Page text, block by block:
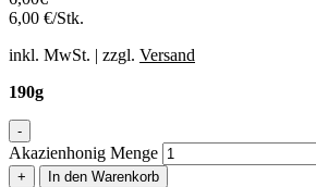
6,00 €/Stk.
inkl. MwSt. | zzgl. Versand
190g
-
Akazienhonig Menge
+ In den Warenkorb